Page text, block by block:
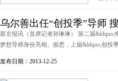
乌尔善出任“创投季”导师
新京报讯（首席记者孙琳琳） 第二届
梦想导师身份亮相。据悉，上届&ldquo;创投
发布日期：2013-12-25